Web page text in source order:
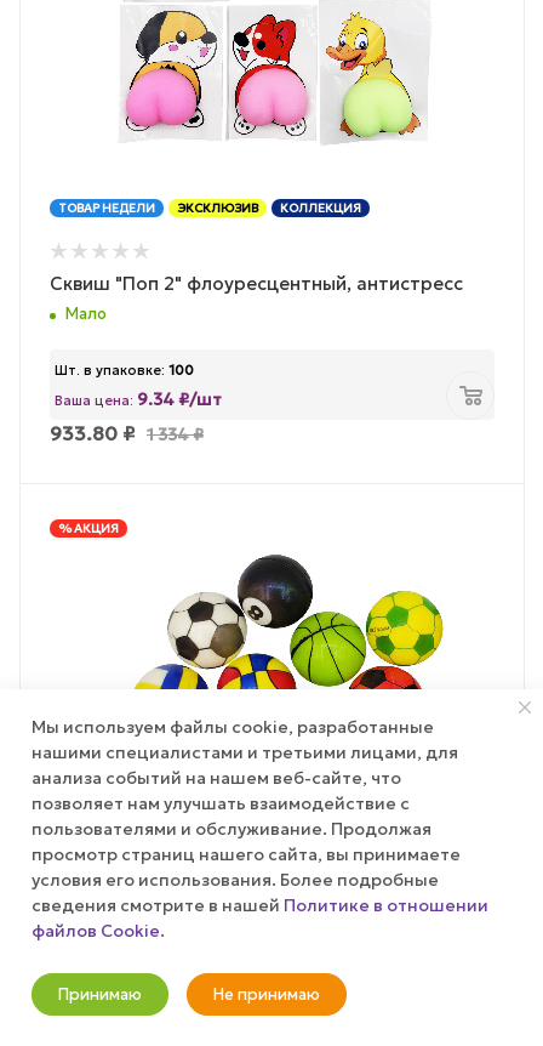
ТОВАР НЕДЕЛИ ЭКСКЛЮЗИВ КОЛЛЕКЦИЯ
Сквиш "Поп 2" флоуресцентный, антистресс
Мало
Шт. в упаковке: 100
Ваша цена: 9.34 ₽/шт
933.80 ₽ 1 334₽
% АКЦИЯ
Сквиш круглый "Матч"
Мы используем файлы cookie, разработанные
нашими специалистами и третьими лицами, для
анализа событий на нашем веб-сайте, что
позволяет нам улучшать взаимодействие с
пользователями и обслуживание. Продолжая
просмотр страниц нашего сайта, вы принимаете
условия его использования. Более подробные
сведения смотрите в нашей Политике в отношении
файлов Cookie.
Принимаю Не принимаю